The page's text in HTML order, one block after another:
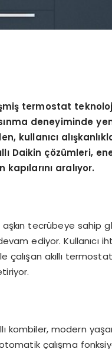
termostat
deneyiminde
kullanıcı
Daikin çözümleri,
aralıyor.
tecrübeye sahip
ediyor. Kullanıcı
çalışan akıllı
kombiler, modern
çalışma